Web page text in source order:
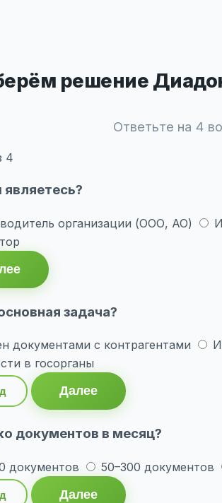
решение
Ответьте на 4
4
организации (ООО, АО)
задача?
документами с контрагентами
в госорганы
Далее
документов в месяц?
документов 50–300 документов
Далее